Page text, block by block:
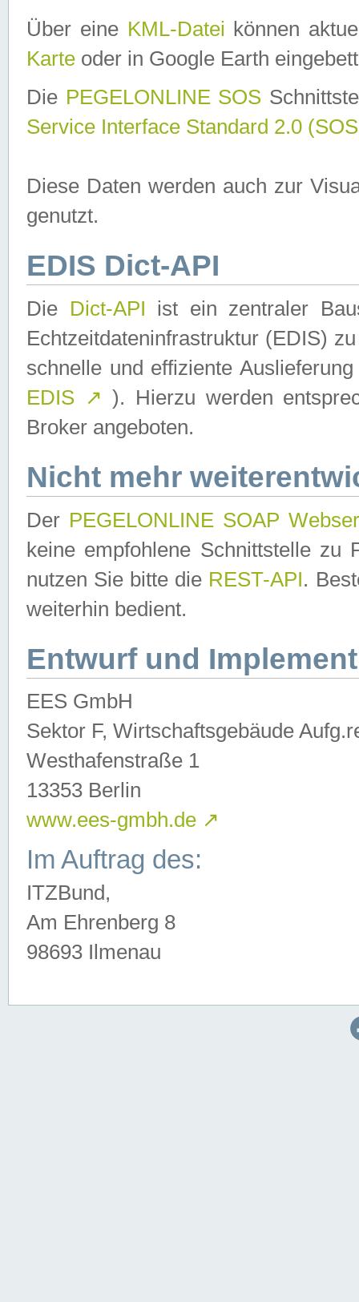
Über eine KML-Datei können
Karte oder in Google Earth
Die PEGELONLINE SOS
Service Interface Standard 2.0
Diese Daten werden auch zur
genutzt.
EDIS Dict-API
Die Dict-API ist ein zentraler
Echtzeitdateninfrastruktur (EDIS)
schnelle und effiziente
EDIS ↗ ). Hierzu werden
Broker angeboten.
Nicht mehr
Der PEGELONLINE SOAP
keine empfohlene Schnittstelle zu
nutzen Sie bitte die REST-API.
weiterhin bedient.
Entwurf und
EES GmbH
Sektor F, Wirtschaftsgebäude
Westhafenstraße 1
13353 Berlin
www.ees-gmbh.de ↗
Im Auftrag des:
ITZBund,
Am Ehrenberg 8
98693 Ilmenau